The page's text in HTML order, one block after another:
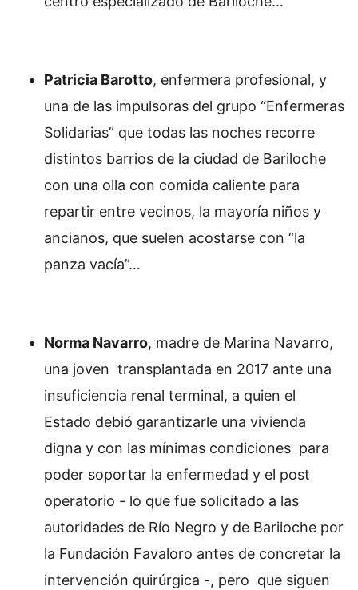
Patricia Barotto, enfermera profesional, y
una de las impulsoras del grupo “Enfermeras
Solidarias” que todas las noches recorre
distintos barrios de la ciudad de Bariloche
con una olla con comida caliente para
repartir entre vecinos, la mayoría niños y
ancianos, que suelen acostarse con “la
panza vacía”…
Norma Navarro, madre de Marina Navarro,
una joven transplantada en 2017 ante una
insuficiencia renal terminal, a quien el
Estado debió garantizarle una vivienda
digna y con las mínimas condiciones para
poder soportar la enfermedad y el post
operatorio - lo que fue solicitado a las
autoridades de Río Negro y de Bariloche por
la Fundación Favaloro antes de concretar la
intervención quirúrgica -, pero que siguen